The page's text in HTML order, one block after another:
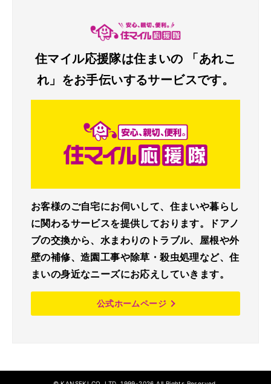
住マイル応援隊は住まいの 「あれこ
れ」をお手伝いするサービスです。
お客様のご自宅にお伺いして、住まいや暮らし
に関わるサービスを提供しております。ドアノ
ブの交換から、水まわりのトラブル、屋根や外
壁の補修、造園工事や除草・殺虫処理など、住
まいの身近なニーズにお応えしていきます。
公式ホームページ